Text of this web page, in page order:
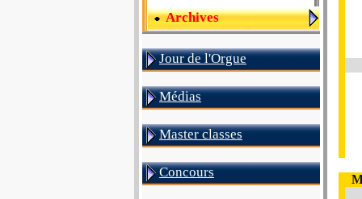
Archives
Jour de l'Orgue
Médias
Master classes
Concours